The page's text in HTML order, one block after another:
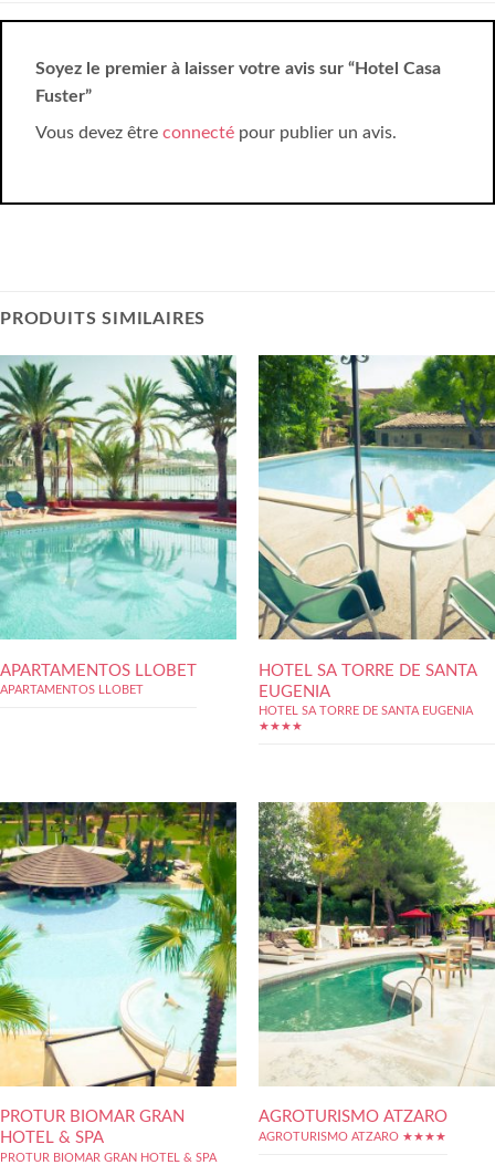
Soyez le premier à laisser votre avis sur “Hotel Casa
Fuster”
Vous devez être connecté pour publier un avis.
PRODUITS SIMILAIRES
APARTAMENTOS LLOBET
APARTAMENTOS LLOBET
HOTEL SA TORRE DE SANTA
EUGENIA
HOTEL SA TORRE DE SANTA EUGENIA
★★★★
PROTUR BIOMAR GRAN
HOTEL & SPA
PROTUR BIOMAR GRAN HOTEL & SPA
AGROTURISMO ATZARO
AGROTURISMO ATZARO ★★★★